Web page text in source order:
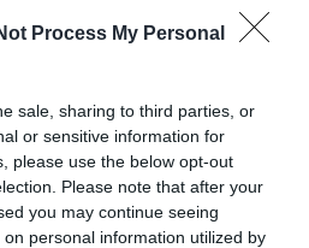
Process My Personal
sale, sharing to third parties, or
or sensitive information for
please use the below opt-out
Please note that after your
you may continue seeing
personal information utilized by
några krm salt samt några
Låt marinera ca en
strömmingen.